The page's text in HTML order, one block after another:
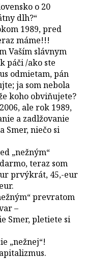
o 20
dlh?“
1989, pred
máme!!!
Vaším slávnym
páči /ako ste
odmietam, pán
ja som nebola
koho obviňujete?
ale rok 1989,
a zadlžovanie
Smer, niečo si
„nežným“
teraz som
prvýkrát, 45,-eur
prevratom
–
Smer, pletiete si
„nežnej“!